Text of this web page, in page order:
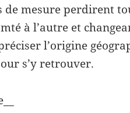
de mesure perdirent
à l’autre et
l’origine
s’y retrouver.